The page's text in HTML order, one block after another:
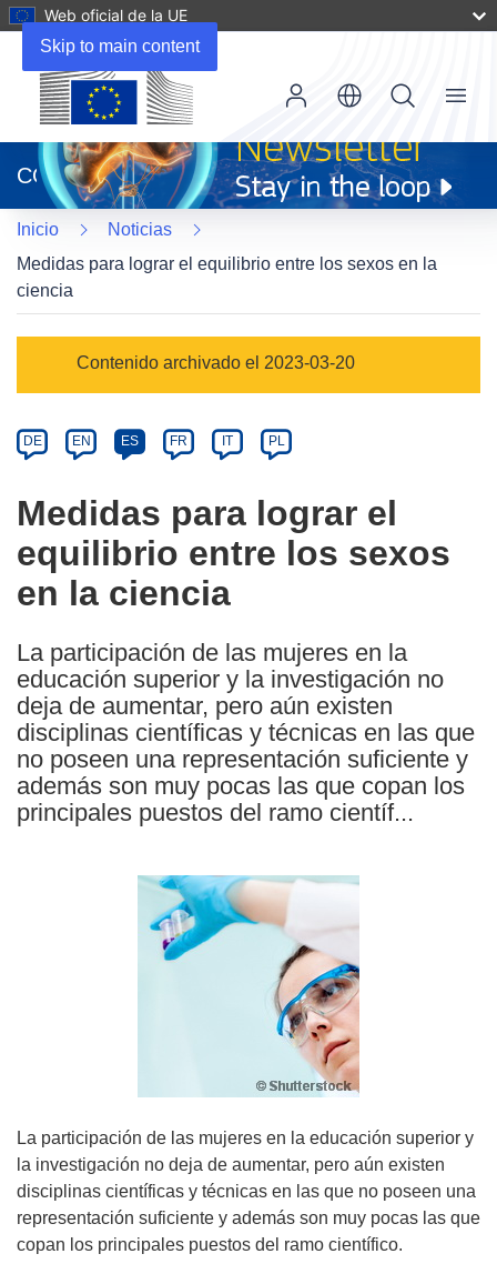
Skip to main content
Web oficial de la UE
abrirá
en
una
nueva
ventana)
CORDIS
Menu
Inicio
Noticias
Medidas para lograr el equilibrio entre los sexos en la
ciencia
Category
Contenido archivado el 2023-03-20
Article
available
the
following
languages:
DE EN ES FR IT PL
Medidas para lograr el
equilibrio entre los sexos
en la ciencia
La participación de las mujeres en la
educación superior y la investigación no
deja de aumentar, pero aún existen
disciplinas científicas y técnicas en las que
no poseen una representación suficiente y
además son muy pocas las que copan los
principales puestos del ramo científ...
La participación de las mujeres en la educación superior y
la investigación no deja de aumentar, pero aún existen
disciplinas científicas y técnicas en las que no poseen una
representación suficiente y además son muy pocas las que
copan los principales puestos del ramo científico.